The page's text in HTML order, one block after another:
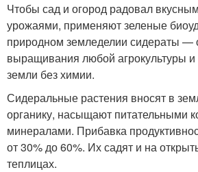
Чтобы сад и огород радовал
урожаями, применяют зеленые
природном земледелии сидераты —
выращивания любой агрокультуры
земли без химии.
Сидеральные растения вносят в
органику, насыщают питательными
минералами. Прибавка
от 30% до 60%. Их садят и на
теплицах.